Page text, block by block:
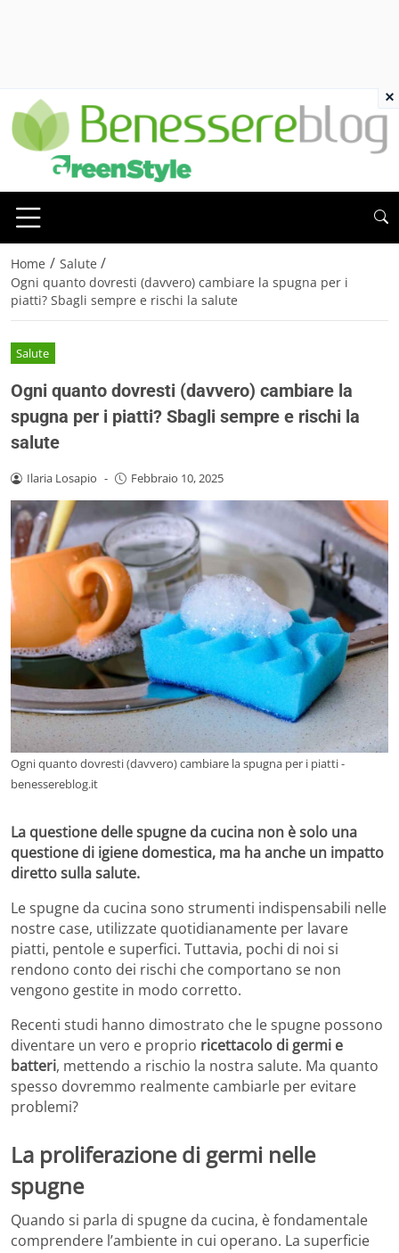
Home / Salute /
Ogni quanto dovresti (davvero) cambiare la spugna per i
piatti? Sbagli sempre e rischi la salute
Salute
Ogni quanto dovresti (davvero) cambiare la
spugna per i piatti? Sbagli sempre e rischi la
salute
Ilaria Losapio - Febbraio 10, 2025
Ogni quanto dovresti (davvero) cambiare la spugna per i piatti -
benessereblog.it
La questione delle spugne da cucina non è solo una
questione di igiene domestica, ma ha anche un impatto
diretto sulla salute.
Le spugne da cucina sono strumenti indispensabili nelle
nostre case, utilizzate quotidianamente per lavare
piatti, pentole e superfici. Tuttavia, pochi di noi si
rendono conto dei rischi che comportano se non
vengono gestite in modo corretto.
Recenti studi hanno dimostrato che le spugne possono
diventare un vero e proprio ricettacolo di germi e
batteri, mettendo a rischio la nostra salute. Ma quanto
spesso dovremmo realmente cambiarle per evitare
problemi?
La proliferazione di germi nelle
spugne
Quando si parla di spugne da cucina, è fondamentale
comprendere l’ambiente in cui operano. La superficie
×